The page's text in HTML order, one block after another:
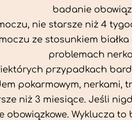
badanie
nie starsze niż 4
ze stosunkiem
problemach
przypadkach
pokarmowym, nerkami,
niż 3 miesiące. Jeśli
obowiązkowe. Wyklucza